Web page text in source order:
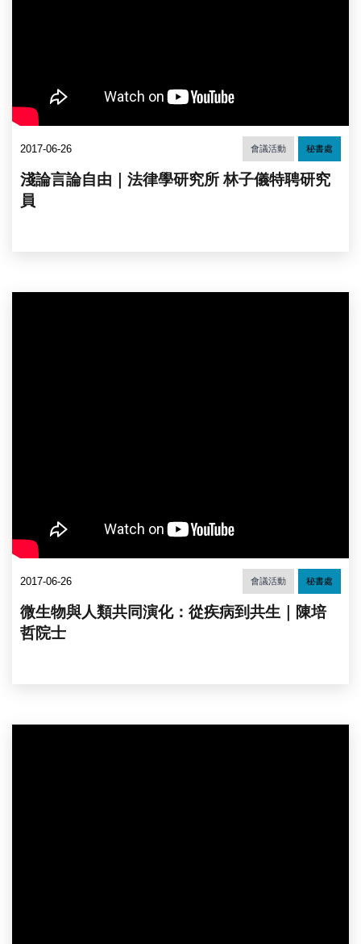
2017-06-26 會議活動 秘書處
淺論言論自由｜法律學研究所 林子儀特聘研究
員
2017-06-26 會議活動 秘書處
微生物與人類共同演化：從疾病到共生｜陳培
哲院士